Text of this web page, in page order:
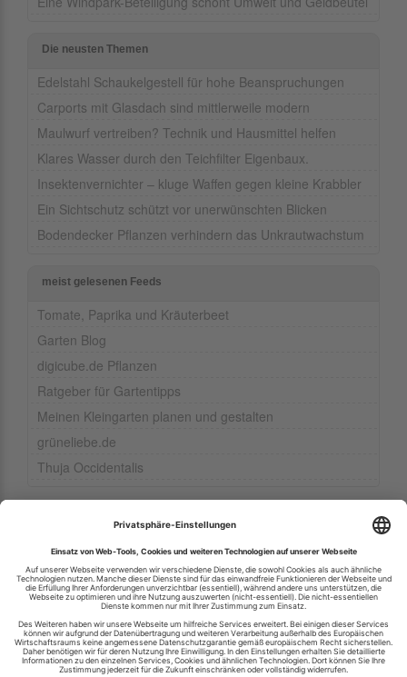
Die neusten Themen
Edelstahl Schaukelgestell für hohe Beanspruchungen
Carports mit Glasdach sind mittlerweile modern
Maulwurf vertreiben? Technik und Hausmittel helfen
Klares Wasser durch den Teichfilter Eigenbaux.
Insektenvernichter – kluge Waffen gegen kleine Krabbler
Ein Sichtschutz schützt vor unerwünschten Blicken
Bodendecker Pflanzen verhindern das Unkrautwachstum
meist gelesenen Feeds
Tomate, Paprika und Kräuterbeet
Garten Blog
digicube.de Pflanzen
Ratgeber für Gartentipps
Meinen Kleingarten planen und gestalten
grüneliebe.de
Thuja Occidentalis
Ihren RSS-Feed veröffentlichen
RSS-Verzeichnis.de © 2003-2026
Impressum